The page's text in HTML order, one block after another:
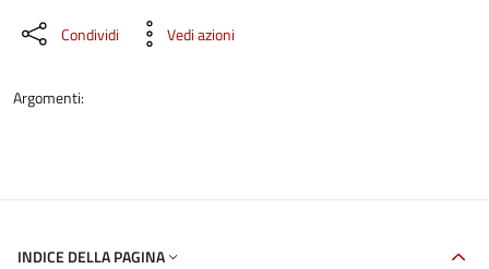
Condividi Vedi azioni
Argomenti:
INDICE DELLA PAGINA